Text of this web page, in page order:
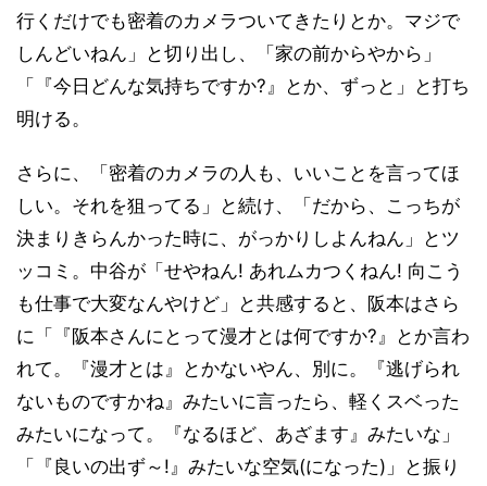
行くだけでも密着のカメラついてきたりとか。マジで
しんどいねん」と切り出し、「家の前からやから」
「『今日どんな気持ちですか?』とか、ずっと」と打ち
明ける。
さらに、「密着のカメラの人も、いいことを言ってほ
しい。それを狙ってる」と続け、「だから、こっちが
決まりきらんかった時に、がっかりしよんねん」とツ
ッコミ。中谷が「せやねん! あれムカつくねん! 向こう
も仕事で大変なんやけど」と共感すると、阪本はさら
に「『阪本さんにとって漫才とは何ですか?』とか言わ
れて。『漫才とは』とかないやん、別に。『逃げられ
ないものですかね』みたいに言ったら、軽くスベった
みたいになって。『なるほど、あざます』みたいな」
「『良いの出ず～!』みたいな空気(になった)」と振り